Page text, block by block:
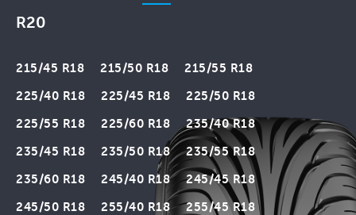
R20
215/45 R18 215/50 R18
215/55 R18
225/40 R18
225/45 R18
225/50 R18
225/55 R18
225/60 R18
235/40 R18
235/45 R18
235/50 R18
235/55 R18
235/60 R18
245/40 R18
245/45 R18
245/50 R18
255/40 R18
255/45 R18